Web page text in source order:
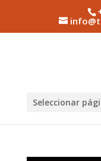
Seleccionar